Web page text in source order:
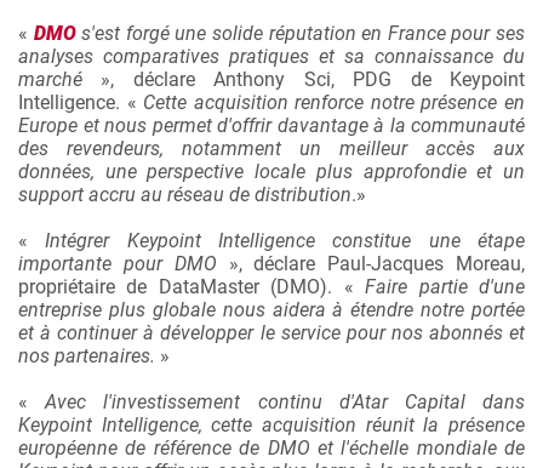
« DMOs'est forgé une solide réputation en France pour ses
analyses comparatives pratiques et sa connaissance du
marché », déclare Anthony Sci, PDG de Keypoint
Intelligence. « Cette acquisition renforce notre présence en
Europe et nous permet d'offrir davantage à la communauté
des revendeurs, notamment un meilleur accès aux
données, une perspective locale plus approfondie et un
support accru au réseau de distribution.»
«Intégrer Keypoint Intelligence constitue une étape
importante pour DMO », déclare Paul-Jacques Moreau,
propriétaire de DataMaster (DMO). «Faire partie d'une
entreprise plus globale nous aidera à étendre notre portée
et à continuer à développer le service pour nos abonnés et
nos partenaires. »
«Avec l'investissement continu d'Atar Capital dans
Keypoint Intelligence, cette acquisition réunit la présence
européenne de référence de DMO et l'échelle mondiale de